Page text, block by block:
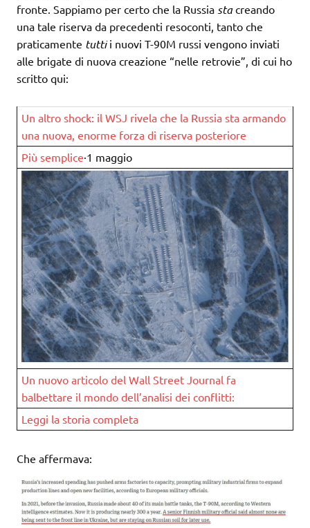
fronte. Sappiamo per certo che la Russia stacreando
una tale riserva da precedenti resoconti, tanto che
praticamente tuttii nuovi T-90M russi vengono inviati
alle brigate di nuova creazione “nelle retrovie”, di cui ho
scritto qui:
Un altro shock: il WSJ rivela che la Russia sta armando
una nuova, enorme forza di riserva posteriore
Più semplice·1 maggio
Un nuovo articolo del Wall Street Journal fa
balbettare il mondo dell’analisi dei conflitti:
Leggi la storia completa
Che affermava: